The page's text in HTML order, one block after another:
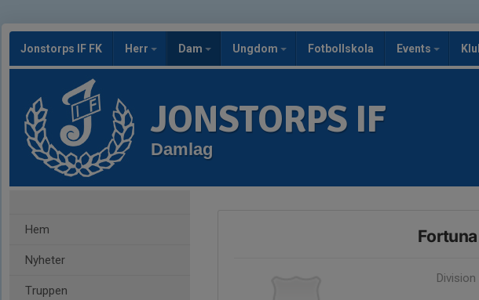
Jonstorps IF FK Herr Dam Ungdom Fotbollskola Events
JONSTORPS IF
Damlag
Hem
Nyheter
Truppen